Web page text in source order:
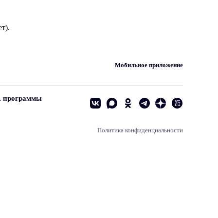
Мобильное приложение
программы
Политика конфиденциальности